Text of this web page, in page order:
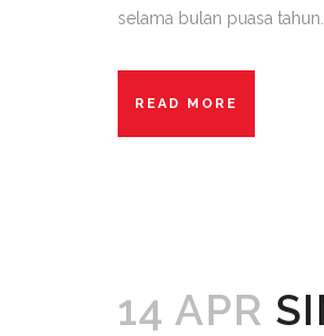
selama bulan puasa tahun...
READ MORE
14 APR